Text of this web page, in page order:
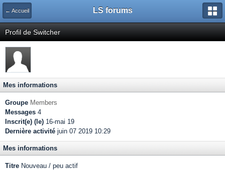
← Accueil LS forums
Profil de Switcher
Mes informations
Groupe Members
Messages 4
Inscrit(e) (le) 16-mai 19
Dernière activité juin 07 2019 10:29
Mes informations
Titre Nouveau / peu actif